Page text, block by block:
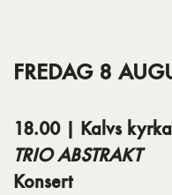
FREDAG 8
18.00 | Kalvs kyrka
TRIO ABSTRAKT
Konsert